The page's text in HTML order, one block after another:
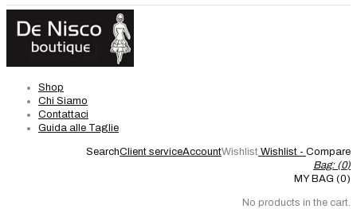
Shop
Chi Siamo
Contattaci
Guida alle Taglie
SearchClient serviceAccountWishlist Wishlist - Compare
Bag: (0)
MY BAG (0)
No products in the cart.